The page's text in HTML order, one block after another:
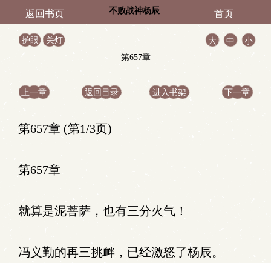
返回书页 不败战神杨辰 首页
护眼 关灯 大 中
小
第657章
上一章 返回目录 进入书架 下一章
第657章 (第1/3页)
第657章
就算是泥菩萨，也有三分火气！
冯义勤的再三挑衅，已经激怒了杨辰。